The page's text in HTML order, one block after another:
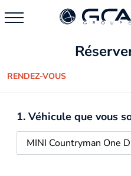
RENDEZ-VOUS
1. Véhicule que vous